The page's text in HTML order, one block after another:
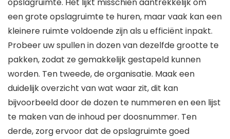
opslagruimte. Het lijkt misschien aantrekkelijk om
een grote opslagruimte te huren, maar vaak kan een
kleinere ruimte voldoende zijn als u efficiënt inpakt.
Probeer uw spullen in dozen van dezelfde grootte te
pakken, zodat ze gemakkelijk gestapeld kunnen
worden. Ten tweede, de organisatie. Maak een
duidelijk overzicht van wat waar zit, dit kan
bijvoorbeeld door de dozen te nummeren en een lijst
te maken van de inhoud per doosnummer. Ten
derde, zorg ervoor dat de opslagruimte goed